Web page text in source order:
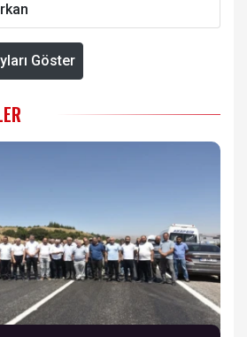
Göster